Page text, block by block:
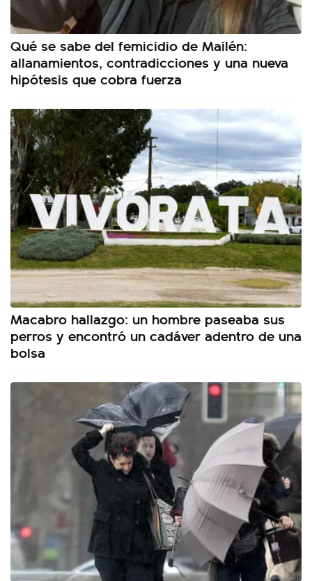
Qué se sabe del femicidio de Mailén:
allanamientos, contradicciones y una nueva
hipótesis que cobra fuerza
Macabro hallazgo: un hombre paseaba sus
perros y encontró un cadáver adentro de una
bolsa